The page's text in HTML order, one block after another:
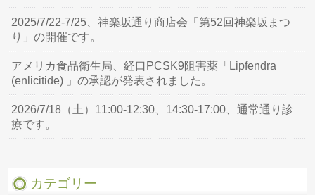
2025/7/22-7/25、神楽坂通り商店会「第52回神楽坂まつ
り」の開催です。
アメリカ食品衛生局、経口PCSK9阻害薬「Lipfendra
(enlicitide) 」の承認が発表されました。
2026/7/18（土）11:00-12:30、14:30-17:00、通常通り診
療です。
カテゴリー